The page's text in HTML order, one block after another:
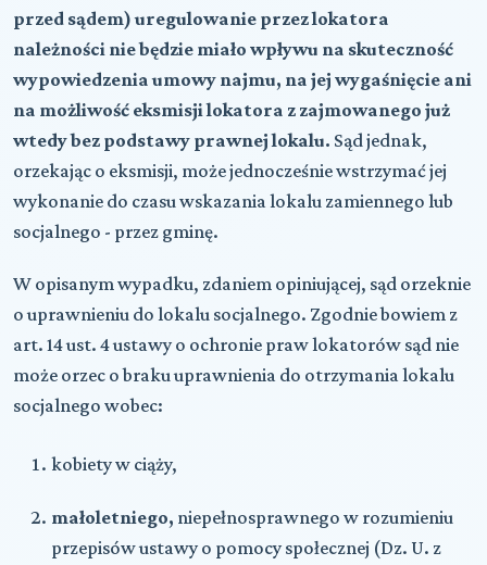
przed sądem) uregulowanie przez lokatora
należności nie będzie miało wpływu na skuteczność
wypowiedzenia umowy najmu, na jej wygaśnięcie ani
na możliwość eksmisji lokatora z zajmowanego już
wtedy bez podstawy prawnej lokalu. Sąd jednak,
orzekając o eksmisji, może jednocześnie wstrzymać jej
wykonanie do czasu wskazania lokalu zamiennego lub
socjalnego - przez gminę.
W opisanym wypadku, zdaniem opiniującej, sąd orzeknie
o uprawnieniu do lokalu socjalnego. Zgodnie bowiem z
art. 14 ust. 4 ustawy o ochronie praw lokatorów sąd nie
może orzec o braku uprawnienia do otrzymania lokalu
socjalnego wobec:
kobiety w ciąży,
małoletniego, niepełnosprawnego w rozumieniu
przepisów ustawy o pomocy społecznej (Dz. U. z